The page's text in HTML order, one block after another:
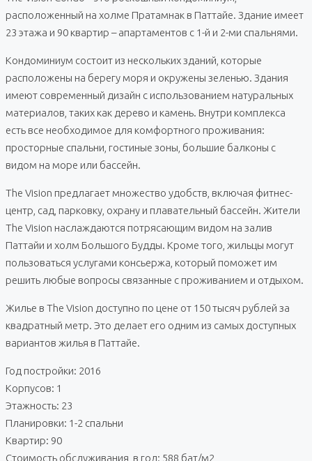
расположенный на холме Пратамнак в Паттайе. Здание имеет
23 этажа и 90 квартир – апартаментов с 1-й и 2-ми спальнями.
Кондоминиум состоит из нескольких зданий, которые
расположены на берегу моря и окружены зеленью. Здания
имеют современный дизайн с использованием натуральных
материалов, таких как дерево и камень. Внутри комплекса
есть все необходимое для комфортного проживания:
просторные спальни, гостиные зоны, большие балконы с
видом на море или бассейн.
The Vision предлагает множество удобств, включая фитнес-
центр, сад, парковку, охрану и плавательный бассейн. Жители
The Vision наслаждаются потрясающим видом на залив
Паттайи и холм Большого Будды. Кроме того, жильцы могут
пользоваться услугами консьержа, который поможет им
решить любые вопросы связанные с проживанием и отдыхом.
Жилье в The Vision доступно по цене от 150 тысяч рублей за
квадратный метр. Это делает его одним из самых доступных
вариантов жилья в Паттайе.
Год постройки: 2016
Корпусов: 1
Этажность: 23
Планировки: 1-2 спальни
Квартир: 90
Стоимость обслуживания, в год: 588 бат/м2